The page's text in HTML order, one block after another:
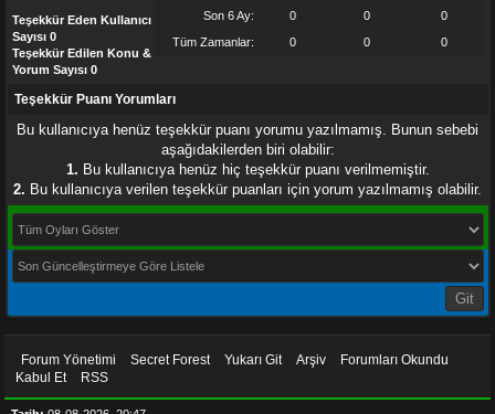
Teşekkür Eden Kullanıcı
Sayısı 0
Teşekkür Edilen Konu &
Yorum Sayısı 0
Son 6 Ay:
0 0
0
Tüm Zamanlar:
0 0 0
Teşekkür Puanı Yorumları
Bu kullanıcıya henüz teşekkür puanı yorumu yazılmamış. Bunun sebebi
aşağıdakilerden biri olabilir:
1. Bu kullanıcıya henüz hiç teşekkür puanı verilmemiştir.
2. Bu kullanıcıya verilen teşekkür puanları için yorum yazılmamış olabilir.
Tüm Oyları Göster
Son Güncelleştirmeye Göre Listele
Forum Yönetimi Secret Forest Yukarı Git Arşiv
Forumları Okundu
Kabul Et
RSS